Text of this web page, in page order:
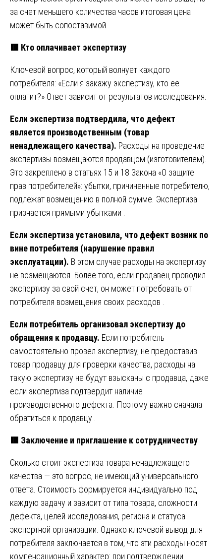
за счет меньшего количества часов итоговая цена
может быть сопоставимой.
🟥 Кто оплачивает экспертизу
Ключевой вопрос, который волнует каждого
потребителя: «Если я закажу экспертизу, кто ее
оплатит?» Ответ зависит от результатов исследования.
Если экспертиза подтвердила, что дефект
является производственным (товар
ненадлежащего качества). Расходы на проведение
экспертизы возмещаются продавцом (изготовителем).
Это закреплено в статьях 15 и 18 Закона «О защите
прав потребителей»: убытки, причиненные потребителю,
подлежат возмещению в полной сумме. Экспертиза
признается прямыми убытками .
Если экспертиза установила, что дефект возник по
вине потребителя (нарушение правил
эксплуатации). В этом случае расходы на экспертизу
не возмещаются. Более того, если продавец проводил
экспертизу за свой счет, он может потребовать от
потребителя возмещения своих расходов .
Если потребитель организовал экспертизу до
обращения к продавцу. Если потребитель
самостоятельно провел экспертизу, не предоставив
товар продавцу для проверки качества, расходы на
такую экспертизу не будут взысканы с продавца, даже
если экспертиза подтвердит наличие
производственного дефекта. Поэтому важно сначала
обратиться к продавцу .
🟥 Заключение и приглашение к сотрудничеству
Сколько стоит экспертиза товара ненадлежащего
качества — это вопрос, не имеющий универсального
ответа. Стоимость формируется индивидуально под
каждую задачу и зависит от типа товара, сложности
дефекта, целей исследования, региона и статуса
экспертной организации. Однако ключевой вывод для
потребителя заключается в том, что эти расходы носят
компенсационный характер: при подтверждении